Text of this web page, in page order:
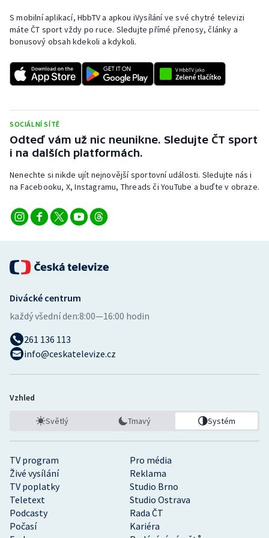
S mobilní aplikací, HbbTV a apkou iVysílání ve své chytré televizi
máte ČT sport vždy po ruce. Sledujte přímé přenosy, články a
bonusový obsah kdekoli a kdykoli.
SOCIÁLNÍ SÍTĚ
Odteď vám už nic neunikne. Sledujte ČT sport
i na dalších platformách.
Nenechte si nikde ujít nejnovější sportovní události. Sledujte nás i
na Facebooku, X, Instagramu, Threads či YouTube a buďte v obraze.
TV program
Pro média
Živé vysílání
Reklama
TV poplatky
Studio Brno
Teletext
Studio Ostrava
Podcasty
Rada ČT
Počasí
Kariéra
Divácké centrum
každý všední den:8:00—16:00 hodin
261 136 113
info@ceskatelevize.cz
Vzhled
Světlý Tmavý Systém